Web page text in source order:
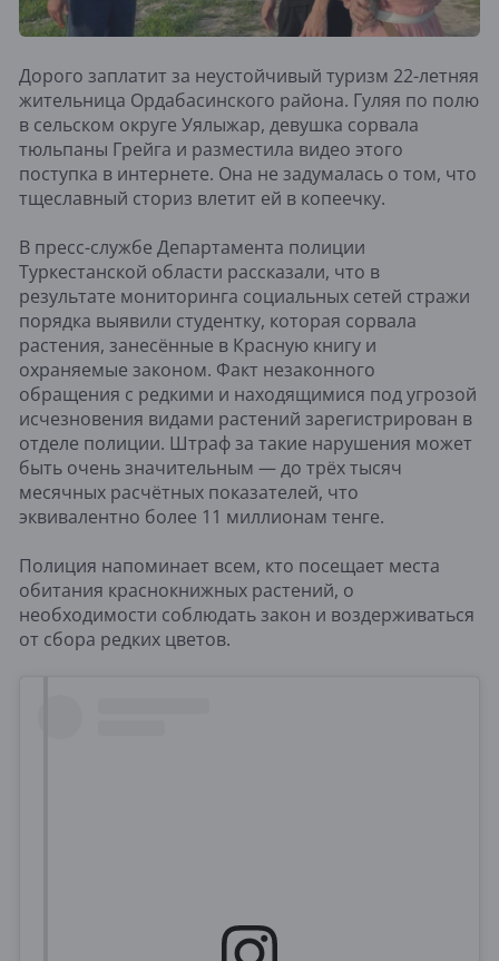
Дорого заплатит за неустойчивый туризм 22-летняя
жительница Ордабасинского района. Гуляя по полю
в сельском округе Уялыжар, девушка сорвала
тюльпаны Грейга и разместила видео этого
поступка в интернете. Она не задумалась о том, что
тщеславный сториз влетит ей в копеечку.
В пресс-службе Департамента полиции
Туркестанской области рассказали, что в
результате мониторинга социальных сетей стражи
порядка выявили студентку, которая сорвала
растения, занесённые в Красную книгу и
охраняемые законом. Факт незаконного
обращения с редкими и находящимися под угрозой
исчезновения видами растений зарегистрирован в
отделе полиции. Штраф за такие нарушения может
быть очень значительным — до трёх тысяч
месячных расчётных показателей, что
эквивалентно более 11 миллионам тенге.
Полиция напоминает всем, кто посещает места
обитания краснокнижных растений, о
необходимости соблюдать закон и воздерживаться
от сбора редких цветов.